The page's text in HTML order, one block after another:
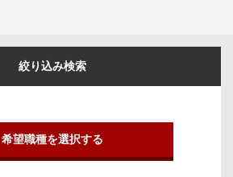
絞り込み検索
希望職種を選択する